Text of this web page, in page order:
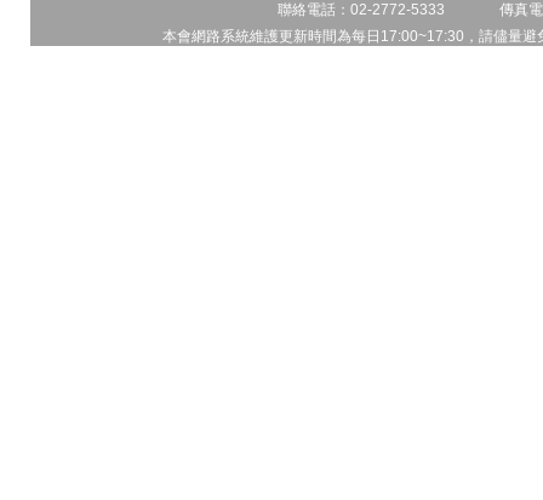
聯絡電話：02-2772-5333 傳真
本會網路系統維護更新時間為每日17:00~17:30，請儘量